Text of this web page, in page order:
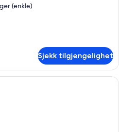
(enkle)
Sjekk tilgjengelighet